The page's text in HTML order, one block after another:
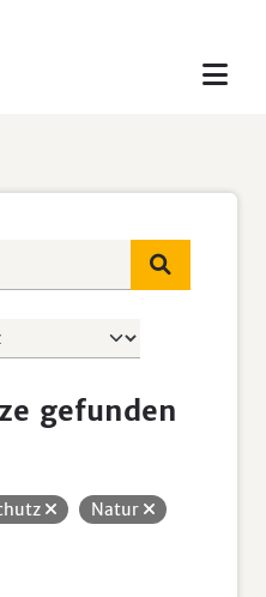
gefunden
Natur